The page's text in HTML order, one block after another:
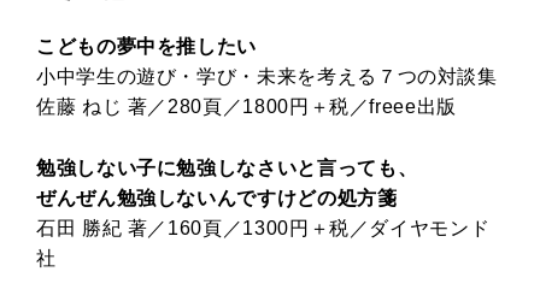
こどもの夢中を推したい
小中学生の遊び・学び・未来を考える７つの対談集
佐藤 ねじ 著／280頁／1800円＋税／freee出版
勉強しない子に勉強しなさいと言っても、
ぜんぜん勉強しないんですけどの処方箋
石田 勝紀 著／160頁／1300円＋税／ダイヤモンド
社